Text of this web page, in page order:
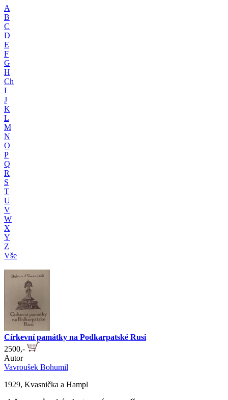
A
B
C
D
E
F
G
H
Ch
I
J
K
L
M
N
O
P
Q
R
S
T
U
V
W
X
Y
Z
Vše
Církevní památky na Podkarpatské Rusi
2500,-
Autor
Vavroušek Bohumil
1929, Kvasnička a Hampl